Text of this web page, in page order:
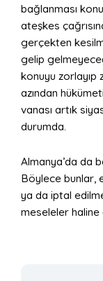
bağlanması
ateşkes
gerçekten
gelip
konuyu zorlayıp
azından
vanası artık
durumda.
Almanya’da da
Böylece bunlar,
ya da iptal
meseleler haline